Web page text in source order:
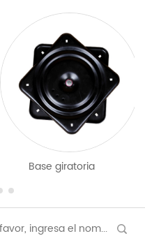
Base giratoria